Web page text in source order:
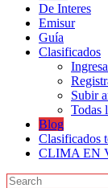
De Interes
Emisur
Guía
Clasificados
Subir
Todas
Blog
Clasificados
CLIMA EN